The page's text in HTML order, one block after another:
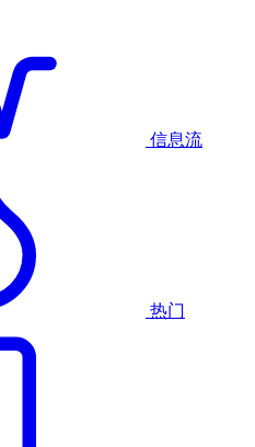
信息流
热门